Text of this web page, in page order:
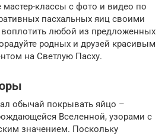
классы с фото и видео по
пасхальных яиц своими
воплотить любой из предложенных
родных и друзей красивым
на Светлую Пасху.
обычай покрывать яйцо –
Вселенной, узорами с
значением. Поскольку